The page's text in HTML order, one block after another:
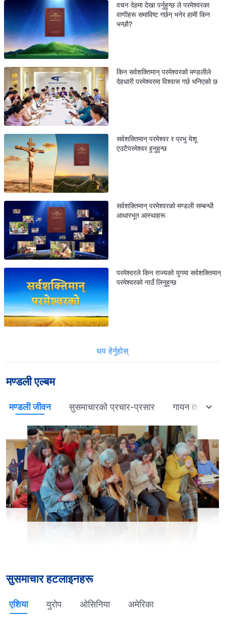
वचन देहमा देखा पर्नुहुन्छ ले परमेश्‍वरका
वाणीहरू समाविष्ट गर्छन् भनेर हामी किन
भन्छौ?
किन सर्वशक्तिमान् परमेश्वरको मण्डलीले
देहधारी परमेश्वरमा विश्वास गर्छ भनिएको छ
सर्वशक्तिमान् परमेश्वर र प्रभु येशू
एउटैपरमेश्वर हुनुहुन्छ
सर्वशक्तिमान् परमेश्वरको मण्डली सम्बन्धी
आधारभूत आस्थाहरू
परमेश्वरले किन राज्यको युगमा सर्वशक्तिमान्
परमेश्वरको नाउँ लिनुहुन्छ
थप हेर्नुहोस्
मण्डली एल्बम
मण्डली जीवन सुसमाचारको प्रचार-प्रसार गायन तथा नृत्य
सुसमाचार हटलाइनहरू
एशिया युरोप ओसिनिया अमेरिका